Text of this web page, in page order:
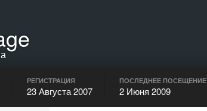
РЕГИСТРАЦИЯ
23 Августа 2007
ПОСЛЕДНЕЕ ПОСЕЩЕНИЕ
2 Июня 2009